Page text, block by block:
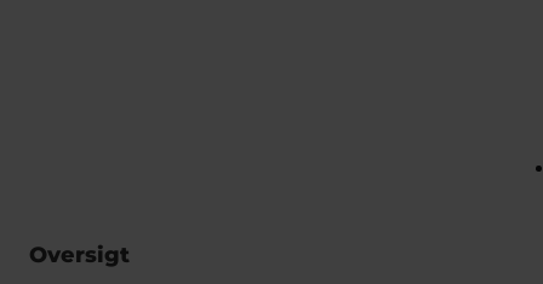
Oversigt